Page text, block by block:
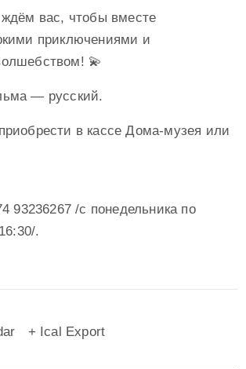
вас, чтобы вместе
приключениями и
💫
— русский.
в кассе Дома-музея или
93236267 /с понедельника по
.
+ Ical Export